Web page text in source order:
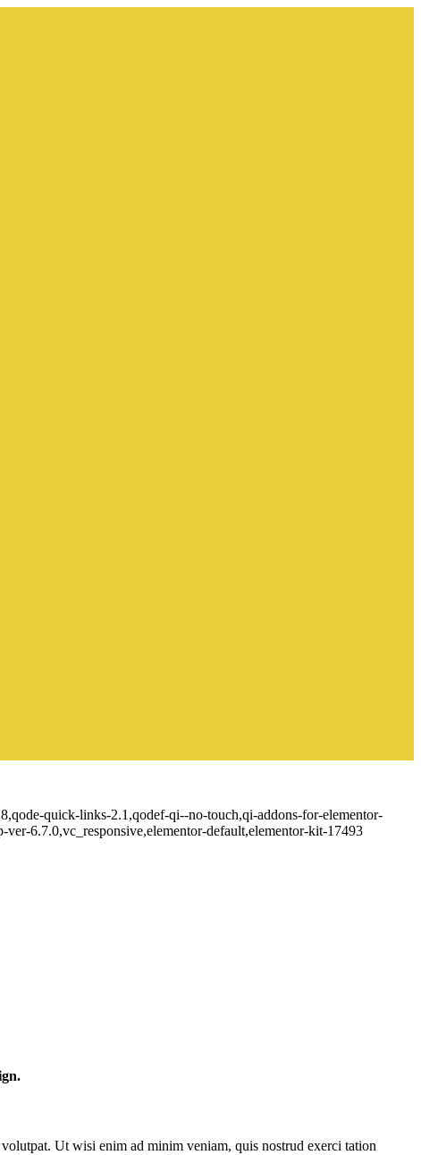
quick-links-2.1,qodef-qi--no-touch,qi-addons-for-elementor-
6.7.0,vc_responsive,elementor-default,elementor-kit-17493
Ut wisi enim ad minim veniam, quis nostrud exerci tation